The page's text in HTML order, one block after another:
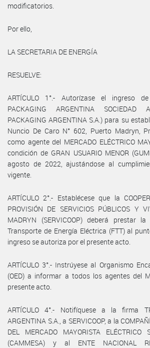
modificatorios.
Por ello,
LA SECRETARIA DE ENERGÍA
RESUELVE:
ARTÍCULO 1°.- Autorízase el ingreso
PACKAGING ARGENTINA SOCIEDAD
PACKAGING ARGENTINA S.A.) para su
Nuncio De Caro N° 602, Puerto Madryn,
como agente del MERCADO ELÉCTRICO
condición de GRAN USUARIO MENOR
agosto de 2022, ajustándose al
vigente.
ARTÍCULO 2°.- Establécese que la
PROVISIÓN DE SERVICIOS PÚBLICOS Y
MADRYN (SERVICOOP) deberá prestar
Transporte de Energía Eléctrica (FTT) al
ingreso se autoriza por el presente acto.
ARTÍCULO 3°.- Instrúyese al Organismo
(OED) a informar a todos los agentes del
presente acto.
ARTÍCULO 4°.- Notifíquese a la firma
ARGENTINA S.A., a SERVICOOP, a la
DEL MERCADO MAYORISTA ELÉCTRICO
(CAMMESA) y al ENTE NACIONAL